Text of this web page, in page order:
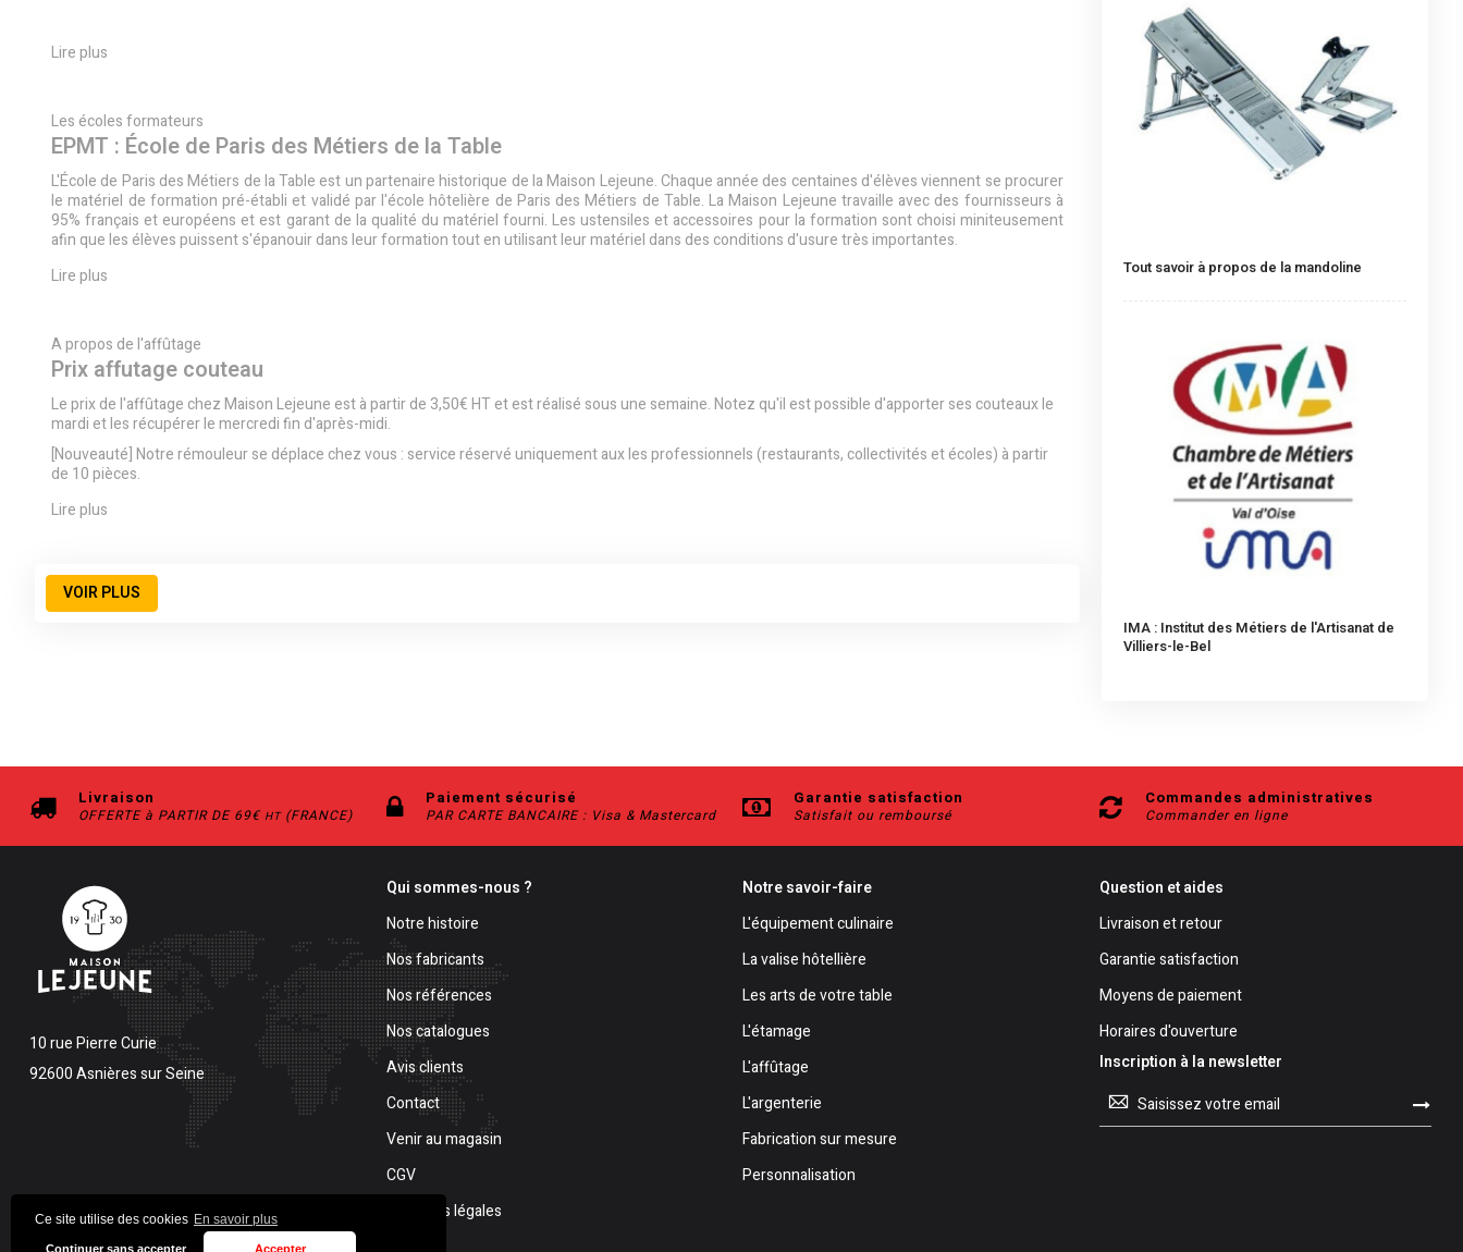
Ce site utilise des cookies En savoir plus
Continuer sans accepter Accepter
Lire plus
Les écoles formateurs
EPMT : École de Paris des Métiers de la Table
L'École de Paris des Métiers de la Table est un partenaire historique de la Maison Lejeune. Chaque année des centaines d'élèves viennent se procurer
le matériel de formation pré-établi et validé par l'école hôtelière de Paris des Métiers de Table. La Maison Lejeune travaille avec des fournisseurs à
95% français et européens et est garant de la qualité du matériel fourni. Les ustensiles et accessoires pour la formation sont choisi miniteusement
afin que les élèves puissent s'épanouir dans leur formation tout en utilisant leur matériel dans des conditions d'usure très importantes.
Lire plus
A propos de l'affûtage
Prix affutage couteau
Le prix de l'affûtage chez Maison Lejeune est à partir de 3,50€ HT et est réalisé sous une semaine. Notez qu'il est possible d'apporter ses couteaux le
mardi et les récupérer le mercredi fin d'après-midi.
[Nouveauté] Notre rémouleur se déplace chez vous : service réservé uniquement aux les professionnels (restaurants, collectivités et écoles) à partir
de 10 pièces.
Lire plus
VOIR PLUS
Tout savoir à propos de la mandoline
IMA : Institut des Métiers de l'Artisanat de
Villiers-le-Bel
Livraison
OFFERTE à PARTIR DE 69€ HT(FRANCE)
Paiement sécurisé
PAR CARTE BANCAIRE : Visa & Mastercard
Garantie satisfaction
Satisfait ou remboursé
Commandes administratives
Commander en ligne
10 rue Pierre Curie
92600 Asnières sur Seine
Qui sommes-nous ?
Notre histoire
Nos fabricants
Nos références
Nos catalogues
Avis clients
Contact
Venir au magasin
CGV
Mentions légales
Notre savoir-faire
L'équipement culinaire
La valise hôtellière
Les arts de votre table
L'étamage
L'affûtage
L'argenterie
Fabrication sur mesure
Personnalisation
Question et aides
Livraison et retour
Garantie satisfaction
Moyens de paiement
Horaires d'ouverture
Inscription à la newsletter
Inscription
notre